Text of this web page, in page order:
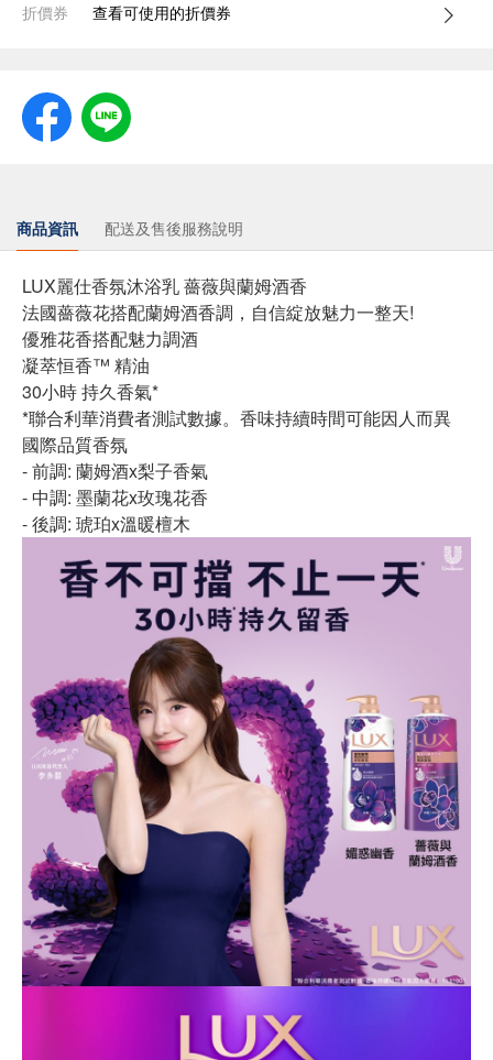
折價券 查看可使用的折價券
商品資訊 配送及售後服務說明
LUX麗仕香氛沐浴乳 薔薇與蘭姆酒香
法國薔薇花搭配蘭姆酒香調，自信綻放魅力一整天!
優雅花香搭配魅力調酒
凝萃恒香™ 精油
30小時 持久香氣*
*聯合利華消費者測試數據。香味持續時間可能因人而異
國際品質香氛
- 前調: 蘭姆酒x梨子香氣
- 中調: 墨蘭花x玫瑰花香
- 後調: 琥珀x溫暖檀木